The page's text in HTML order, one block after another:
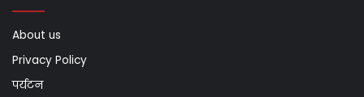
About us
Privacy Policy
पर्यटन